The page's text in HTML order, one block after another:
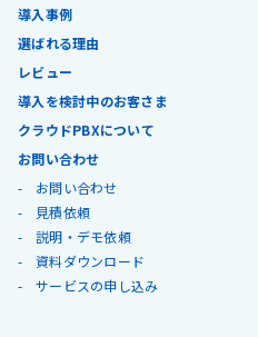
導入事例
選ばれる理由
レビュー
導入を検討中のお客さま
クラウドPBXについて
お問い合わせ
お問い合わせ
見積依頼
説明・デモ依頼
資料ダウンロード
サービスの申し込み